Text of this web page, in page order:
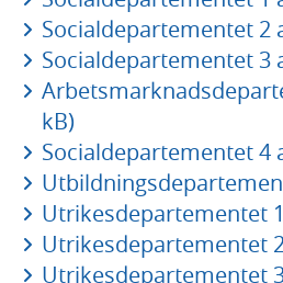
Socialdepartementet 2
Socialdepartementet 3
kB)
Socialdepartementet 4
Utrikesdepartementet
Utrikesdepartementet
Utrikesdepartementet